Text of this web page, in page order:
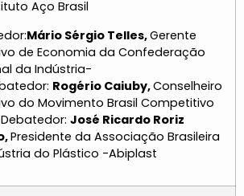
Aço Brasil
Mário Sérgio Telles,Gerente
de Economia da Confederação
da Indústria-
Rogério Caiuby,Conselheiro
do Movimento Brasil Competitivo
Debatedor: José Ricardo Roriz
Presidente da Associação Brasileira
do Plástico -Abiplast